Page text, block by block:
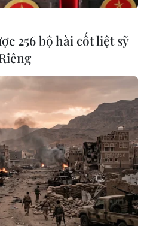
MỤC
máy
Tổng
cột mới
Canada
256 bộ hài cốt liệt sỹ